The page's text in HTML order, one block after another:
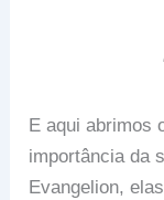
E aqui abrimos
importância da
Evangelion,